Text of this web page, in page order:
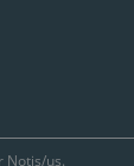
Notis/us.